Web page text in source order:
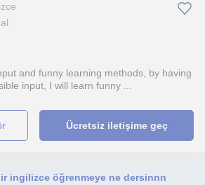
and funny learning methods, by having
input, I will learn funny ...
Ücretsiz iletişime geç
ingilizce öğrenmeye ne dersinnn